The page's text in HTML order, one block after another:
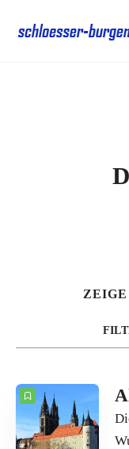
ANZAHL